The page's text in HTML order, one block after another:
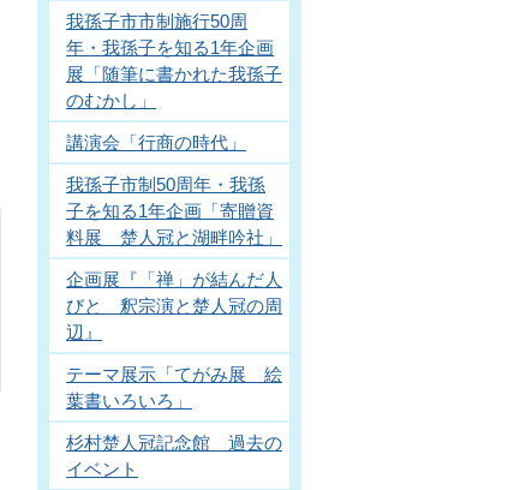
我孫子市市制施行50周
年・我孫子を知る1年企画
展「随筆に書かれた我孫子
のむかし」
講演会「行商の時代」
我孫子市制50周年・我孫
子を知る1年企画「寄贈資
料展 楚人冠と湖畔吟社」
企画展『「禅」が結んだ人
びと 釈宗演と楚人冠の周
辺』
テーマ展示「てがみ展 絵
葉書いろいろ」
杉村楚人冠記念館 過去の
イベント